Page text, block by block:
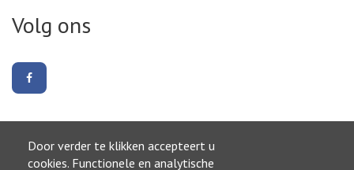
Door verder te klikken accepteert u
cookies. Functionele en analytische
Volg ons
ons
Naar boven